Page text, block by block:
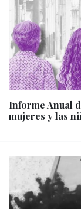
Informe Anual
mujeres y las